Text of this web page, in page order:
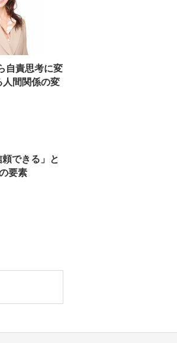
自責思考に変
間関係の変
できる」と
要素